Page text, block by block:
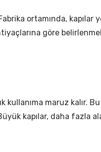
ortamında,
göre
kullanıma maruz kalır.
kapılar, daha fazla